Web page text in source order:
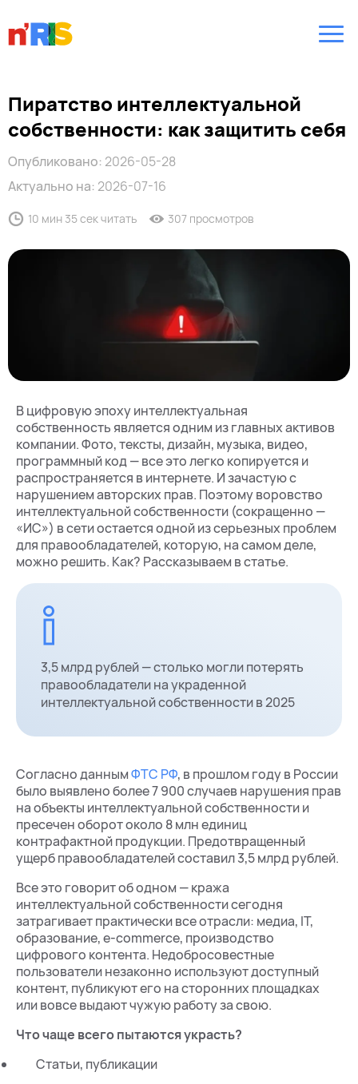
Пиратство интеллектуальной
собственности: как защитить себя
Опубликовано: 2026-05-28
Актуально на: 2026-07-16
10 мин 35 сек читать 307 просмотров
В цифровую эпоху интеллектуальная
собственность является одним из главных активов
компании. Фото, тексты, дизайн, музыка, видео,
программный код — все это легко копируется и
распространяется в интернете. И зачастую с
нарушением авторских прав. Поэтому воровство
интеллектуальной собственности (сокращенно —
«ИС») в сети остается одной из серьезных проблем
для правообладателей, которую, на самом деле,
можно решить. Как? Рассказываем в статье.
3,5 млрд рублей — столько могли потерять
правообладатели на украденной
интеллектуальной собственности в 2025
Согласно даннымФТС РФ, в прошлом году в России
было выявлено более 7 900 случаев нарушения прав
на объекты интеллектуальной собственности и
пресечен оборот около 8 млн единиц
контрафактной продукции. Предотвращенный
ущерб правообладателей составил 3,5 млрд рублей.
Все это говорит об одном — кража
интеллектуальной собственности сегодня
затрагивает практически все отрасли: медиа, IT,
образование, e-commerce, производство
цифрового контента. Недобросовестные
пользователи незаконно используют доступный
контент, публикуют его на сторонних площадках
или вовсе выдают чужую работу за свою.
Что чаще всего пытаются украсть?
Статьи, публикации